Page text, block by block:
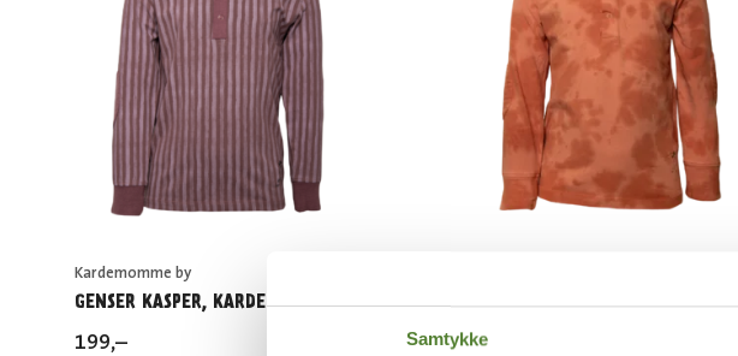
Samtykke
Kardemomme by
GENSER KASPER, KARDEMOMME BY
199,–
GENSER – JONATAN,